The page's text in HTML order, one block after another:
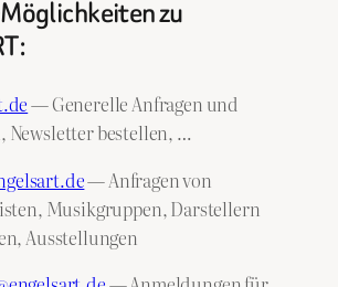
zu
— Generelle Anfragen und
bestellen, …
— Anfragen von
Musikgruppen, Darstellern
Ausstellungen